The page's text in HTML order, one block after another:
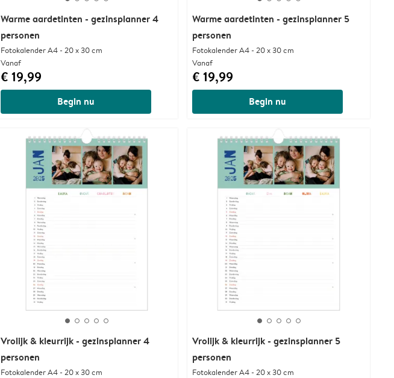
Warme aardetinten - gezinsplanner 4
personen
Fotokalender A4 - 20 x 30 cm
Vanaf
€ 19,99
Begin nu
Warme aardetinten - gezinsplanner 5
personen
Fotokalender A4 - 20 x 30 cm
Vanaf
€ 19,99
Begin nu
Vrolijk & kleurrijk - gezinsplanner 4
personen
Fotokalender A4 - 20 x 30 cm
Vrolijk & kleurrijk - gezinsplanner 5
personen
Fotokalender A4 - 20 x 30 cm